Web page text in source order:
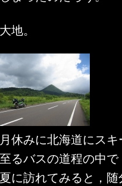
地。
休みに北海道にス
るバスの道程の中
に訪れてみると，